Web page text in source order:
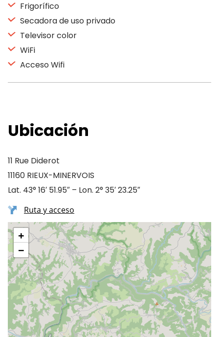
Frigorífico
Secadora de uso privado
Televisor color
WiFi
Acceso Wifi
Ubicación
11 Rue Diderot
11160 RIEUX-MINERVOIS
Lat. 43° 16′ 51.95″ – Lon. 2° 35′ 23.25″
Ruta y acceso
+
−